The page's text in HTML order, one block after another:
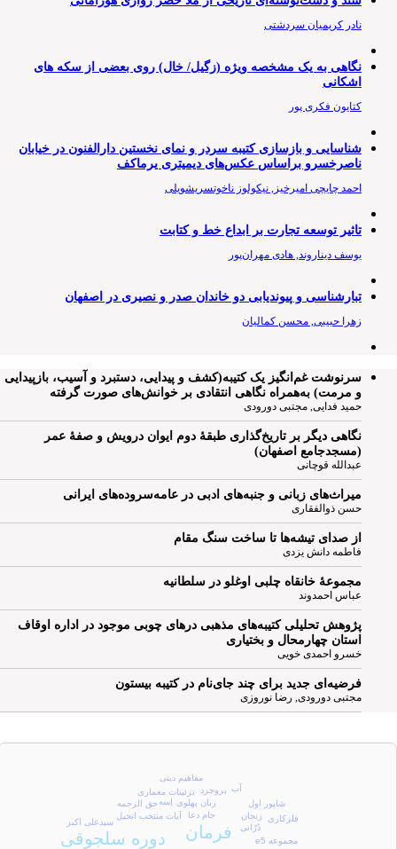
نادر کریمیان سردشتی
نگاهی به یک مشخصه ویژه (زگیل/ خال) روی بعضی از سکه های
اشکانی
کتایون فکری پور
شناسایی و بازسازی کتیبه سردر و نمای نخستین دارالفنون در خیابان
ناصرخسرو براساس عکس‌های دیمیتری یرماکف
احمد چایچی امیرخیز, نیکولوز ناخوتسریشویلی
تاثیر توسعه تجارت بر ابداع خط و کتابت
یوسف دیناروند, هادی مهران‌پور
تبارشناسی و پیوندیابی دو خاندان صدر و نصیری در اصفهان
زهرا حبیبی, محسن کمالیان
سرنوشت غم‌انگیز یک کتیبه(کشف ‌و پیدایی، دستبرد و آسیب، بازپیدایی
و مرمت) به‌همراه نگاهی انتقادی بر خوانش‌های صورت گرفته
حمید فدایی, مجتبی دورودی
نگاهی دیگر بر تاریخ‌گذاری طبقۀ دوم ایوان درویش و صفۀ عمر
(مسجدجامع اصفهان)
عبدالله قوچانی
میراث‌های زبانی و جنبه‌های ادبی در عامه‌سروده‌های ایرانی
حسن ذوالفقاری
از صدای تیشه‌ها تا ساخت سنگ مقام
فاطمه دانش یزدی
مجموعۀ خانقاه چلبی اوغلو در سلطانیه
عباس احمدوند
پژوهش تحلیلی کتیبه‌های مذهبی درهای چوبی موجود در اداره اوقاف
استان چهارمحال و بختیاری
خسرو احمدی خویی
فرضیه‌ای جدید برای چند جای‌نام در کتیبه بیستون
مجتبی دورودی, رضا نوروزی
فرمان دوره سلجوقی
دُرّانی
مجموعه e5
آیات منتخب انجیل زنجان جام دعا
زبان پهلوی
بروجرد تزئینات معماری
فلزکاری
شاپور اول
سیدعلی اکبر
اِسه حق الزحمه
آب
مفاهیم دینی